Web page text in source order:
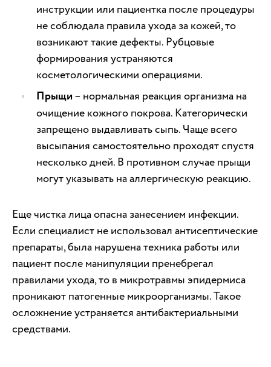
инструкции или пациентка после процедуры
не соблюдала правила ухода за кожей, то
возникают такие дефекты. Рубцовые
формирования устраняются
косметологическими операциями.
Прыщи – нормальная реакция организма на
очищение кожного покрова. Категорически
запрещено выдавливать сыпь. Чаще всего
высыпания самостоятельно проходят спустя
несколько дней. В противном случае прыщи
могут указывать на аллергическую реакцию.
Еще чистка лица опасна занесением инфекции.
Если специалист не использовал антисептические
препараты, была нарушена техника работы или
пациент после манипуляции пренебрегал
правилами ухода, то в микротравмы эпидермиса
проникают патогенные микроорганизмы. Такое
осложнение устраняется антибактериальными
средствами.